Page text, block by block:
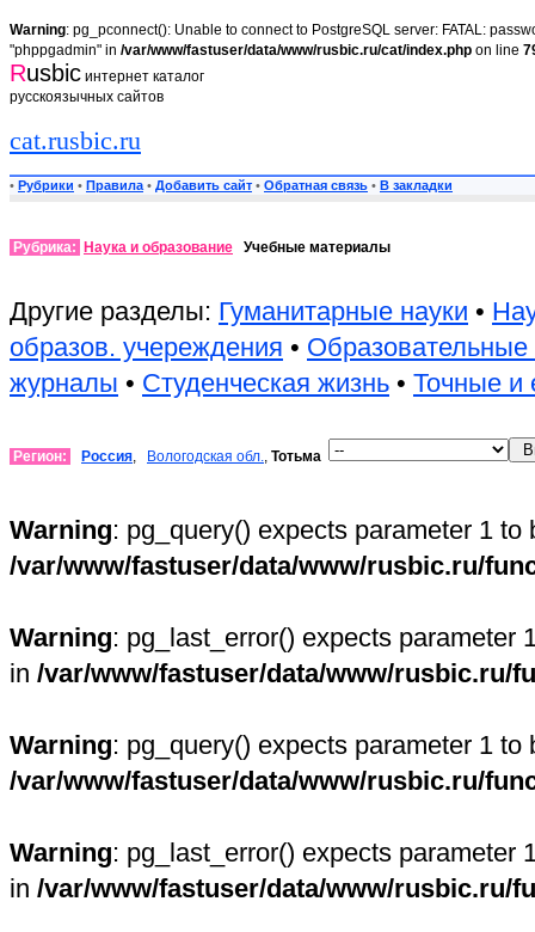
Warning: pg_pconnect(): Unable to connect to PostgreSQL server: FATAL:
"phppgadmin" in /var/www/fastuser/data/www/rusbic.ru/cat/index.php on line
Rusbic интернет каталог
русскоязычных сайтов
cat.rusbic.ru
• Рубрики • Правила • Добавить сайт • Обратная связь • В закладки
Рубрика: Наука и образование Учебные материалы
Другие разделы: Гуманитарные науки •
образов. учереждения •
журналы • Студенческая жизнь • Точные и
Регион: Россия, Вологодская обл., Тотьма
Warning: pg_query() expects parameter 1
/var/www/fastuser/data/www/rusbic.ru/
Warning: pg_last_error() expects parameter
in /var/www/fastuser/data/www/rusbic.ru/
Warning: pg_query() expects parameter 1
/var/www/fastuser/data/www/rusbic.ru/
Warning: pg_last_error() expects parameter
in /var/www/fastuser/data/www/rusbic.ru/